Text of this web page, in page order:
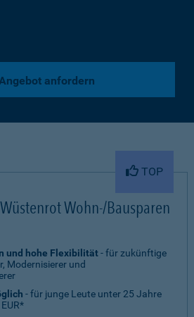
anfordern
TOP
Wohn-/Bausparen
und hohe Flexibilität- für zukünftige
Modernisierer und
- für junge Leute unter 25 Jahre